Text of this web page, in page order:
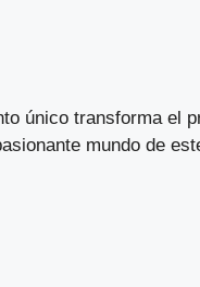
único transforma el
mundo de